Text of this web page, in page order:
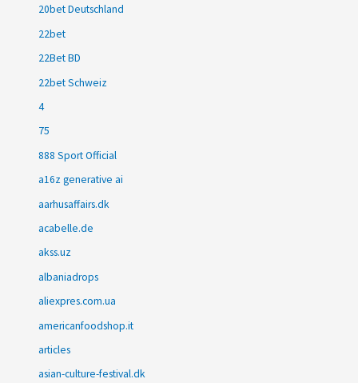
20bet Deutschland
22bet
22Bet BD
22bet Schweiz
4
75
888 Sport Official
a16z generative ai
aarhusaffairs.dk
acabelle.de
akss.uz
albaniadrops
aliexpres.com.ua
americanfoodshop.it
articles
asian-culture-festival.dk